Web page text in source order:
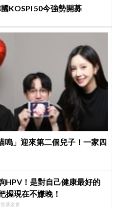
KOSPI 50今強勢開募
嗚」迎來第二個兒子！一家四
HPV！是對自己健康最好的
握現在不嫌晚！
基金會